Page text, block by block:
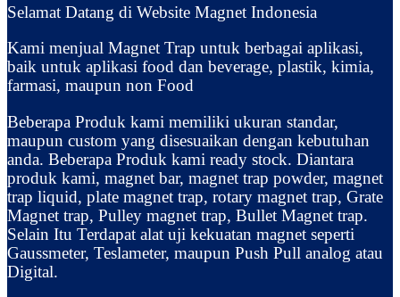
Selamat Datang di Website Magnet Indonesia
Kami menjual Magnet Trap untuk berbagai aplikasi,
baik untuk aplikasi food dan beverage, plastik, kimia,
farmasi, maupun non Food
Beberapa Produk kami memiliki ukuran standar,
maupun custom yang disesuaikan dengan kebutuhan
anda. Beberapa Produk kami ready stock. Diantara
produk kami, magnet bar, magnet trap powder, magnet
trap liquid, plate magnet trap, rotary magnet trap, Grate
Magnet trap, Pulley magnet trap, Bullet Magnet trap.
Selain Itu Terdapat alat uji kekuatan magnet seperti
Gaussmeter, Teslameter, maupun Push Pull analog atau
Digital.